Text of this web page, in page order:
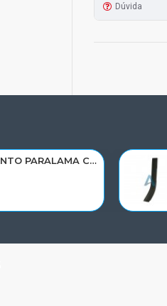
Dúvida
ACABAMENTO PARALAMA CABINE SCANIA NTG P/G/R/S LE PARTE TRAS 2297995